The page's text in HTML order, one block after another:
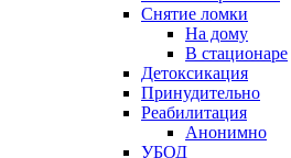
Снятие ломки
На дому
В стационаре
Детоксикация
Принудительно
Реабилитация
Анонимно
УБОД